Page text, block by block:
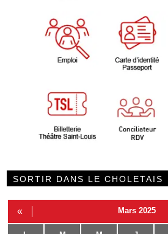
SORTIR DANS LE CHOLETAIS
« Mars 2025